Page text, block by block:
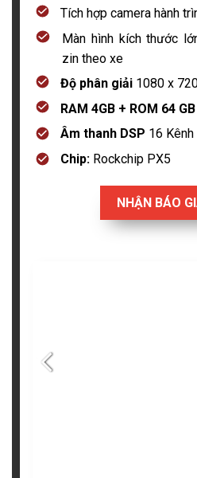
NHẬN BÁO
Tích hợp camera hành
Màn hình kích thước
zin theo xe
Độ phân giải 1080 x
RAM 4GB + ROM 64 GB
Âm thanh DSP 16 Kênh
Chip: Rockchip PX5